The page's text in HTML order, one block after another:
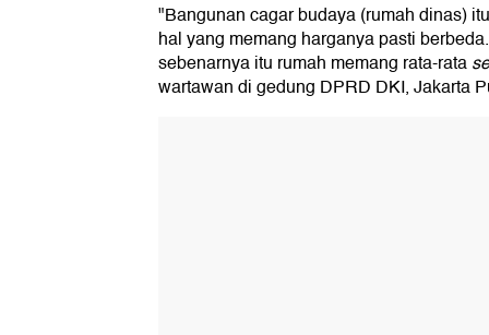
"Bangunan cagar budaya (rumah dinas)
hal yang memang harganya pasti
sebenarnya itu rumah memang rata-rata
wartawan di gedung DPRD DKI, Jakarta